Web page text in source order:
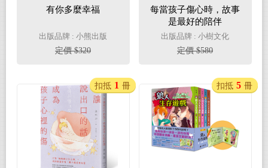
有你多麼幸福
出版品牌 : 小熊出版
定價 $320
每當孩子傷心時，故事
是最好的陪伴
出版品牌 : 小樹文化
定價 $580
扣抵 1 冊 扣抵 5 冊